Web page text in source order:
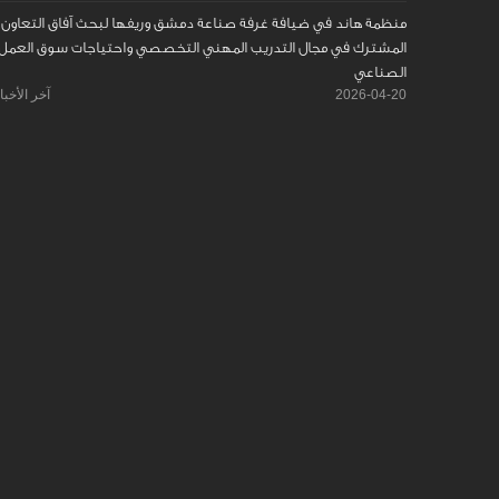
منظمة هاند في ضيافة غرفة صناعة دمشق وريفها لبحث آفاق التعاون
المشترك في مجال التدريب المهني التخصصي واحتياجات سوق
الصناعي
2026-04-20 آخر